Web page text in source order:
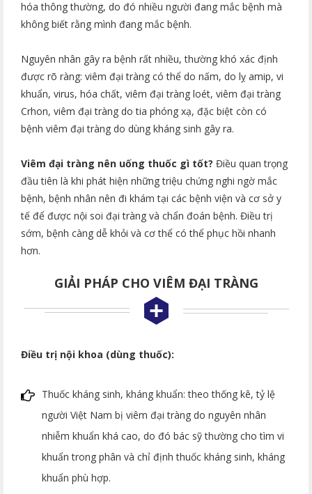
hóa thông thường, do đó nhiều người đang mắc bệnh mà
không biết rằng mình đang mắc bệnh.
Nguyên nhân gây ra bệnh rất nhiều, thường khó xác định
được rõ ràng: viêm đại tràng có thể do nấm, do lỵ amip, vi
khuẩn, virus, hóa chất, viêm đại tràng loét, viêm đại tràng
Crhon, viêm đại tràng do tia phóng xạ, đặc biệt còn có
bệnh viêm đại tràng do dùng kháng sinh gây ra.
Viêm đại tràng nên uống thuốc gì tốt? Điều quan trọng
đầu tiên là khi phát hiện những triệu chứng nghi ngờ mắc
bệnh, bệnh nhân nên đi khám tại các bệnh viện và cơ sở y
tế để được nội soi đại tràng và chẩn đoán bệnh. Điều trị
sớm, bệnh càng dễ khỏi và cơ thể có thể phục hồi nhanh
hơn.
GIẢI PHÁP CHO VIÊM ĐẠI TRÀNG
Điều trị nội khoa (dùng thuốc):
Thuốc kháng sinh, kháng khuẩn: theo thống kê, tỷ lệ
người Việt Nam bị viêm đại tràng do nguyên nhân
nhiễm khuẩn khá cao, do đó bác sỹ thường cho tìm vi
khuẩn trong phân và chỉ định thuốc kháng sinh, kháng
khuẩn phù hợp.